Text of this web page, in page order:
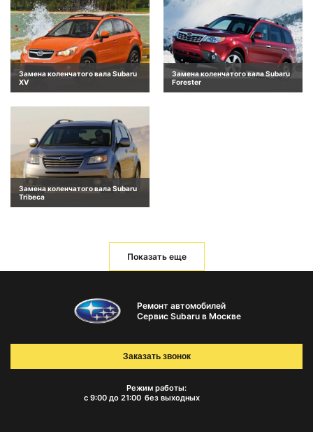
Замена коленчатого вала Subaru
XV
Замена коленчатого вала Subaru
Forester
Замена коленчатого вала Subaru
Tribeca
Показать еще
Ремонт автомобилей
Сервис Subaru в Москве
Режим работы:
с 9:00 до 21:00 без выходных
Заказать звонок